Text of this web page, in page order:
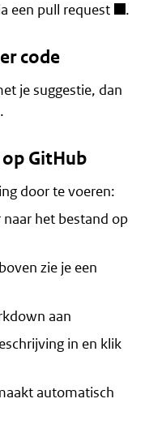
een pull request .
code
je suggestie, dan
GitHub
door te voeren:
naar het bestand op
zie je een
aan
in en klik
automatisch